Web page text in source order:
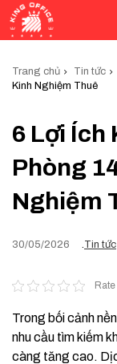
Trang chủ Tin tức
Kinh Nghiệm Thuê
6 Lợi Ích
Phòng
Nghiệm
30/05/2026 Tin tức
Trong bối cảnh
nhu cầu tìm kiếm
càng tăng cao.